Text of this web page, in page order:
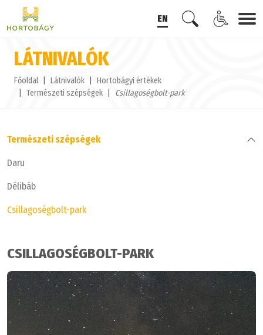
EN
LÁTNIVALÓK
Főoldal Látnivalók
Hortobágyi értékek
Természeti szépségek
Csillagoségbolt-park
Természeti szépségek
Daru
Délibáb
Csillagoségbolt-park
CSILLAGOSÉGBOLT-PARK